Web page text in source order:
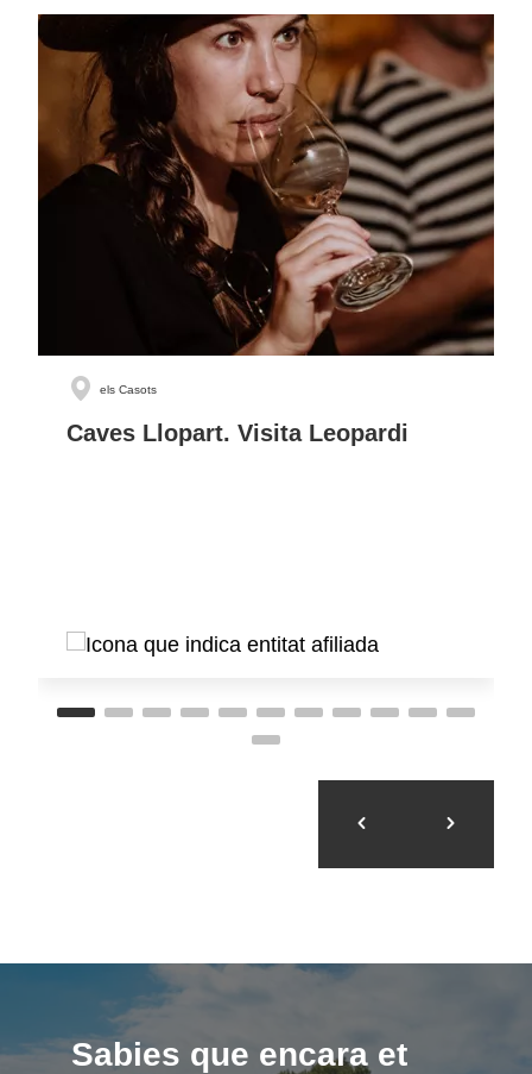
els Casots
Caves Llopart. Visita Leopardi
Sabies que encara et